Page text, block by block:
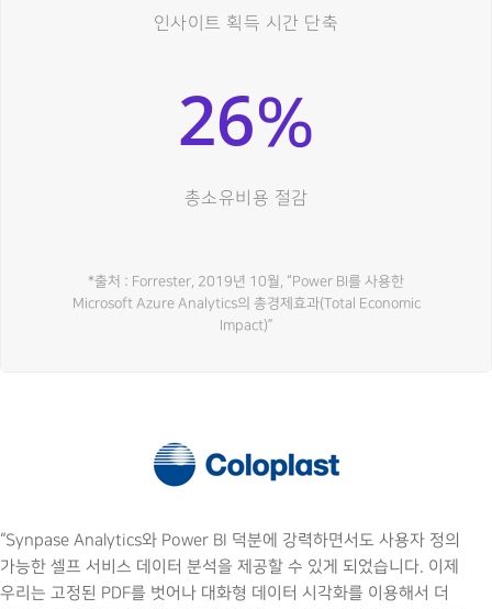
인사이트 획득 시간 단축
26%
총소유비용 절감
*출처 : Forrester, 2019년 10월, “Power BI를 사용한
Microsoft Azure Analytics의 총경제효과(Total Economic
Impact)”
“Synpase Analytics와 Power BI 덕분에 강력하면서도 사용자 정의
가능한 셀프 서비스 데이터 분석을 제공할 수 있게 되었습니다. 이제
우리는 고정된 PDF를 벗어나 대화형 데이터 시각화를 이용해서 더